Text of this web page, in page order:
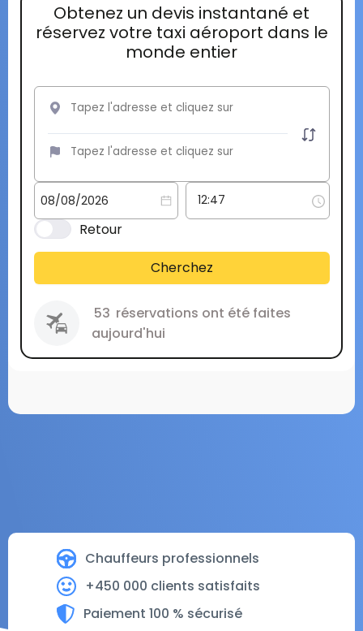
Chauffeurs professionnels
+450 000 clients satisfaits
Paiement 100 % sécurisé
Obtenez un devis instantané et
réservez votre taxi aéroport dans le
monde entier
Retour
Cherchez
53 réservations ont été faites
aujourd'hui